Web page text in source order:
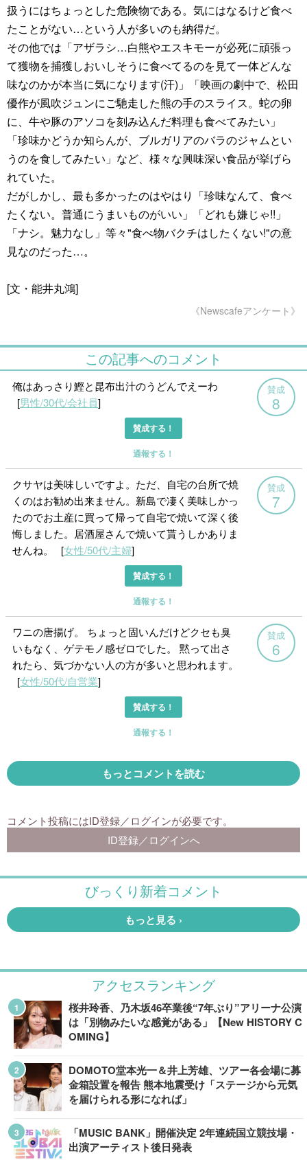
扱うにはちょっとした危険物である。気にはなるけど食べ
たことがない…という人が多いのも納得だ。
その他では「アザラシ…白熊やエスキモーが必死に頑張っ
て獲物を捕獲しおいしそうに食べてるのを見て一体どんな
味なのかが本当に気になります(汗)」「映画の劇中で、松田
優作が風吹ジュンにご馳走した熊の手のスライス。蛇の卵
に、牛や豚のアソコを刻み込んだ料理も食べてみたい」
「珍味かどうか知らんが、ブルガリアのバラのジャムとい
うのを食してみたい」など、様々な興味深い食品が挙げら
れていた。
だがしかし、最も多かったのはやはり「珍味なんて、食べ
たくない。普通にうまいものがいい」「どれも嫌じゃ!!」
「ナシ。魅力なし」等々"食べ物バクチはしたくない!"の意
見なのだった…。
[文・能井丸鴻]
《Newscafeアンケート》
アクセスランキング
桜井玲香、乃木坂46卒業後“7年ぶり”アリーナ公演
は「別物みたいな感覚がある」【New HISTORY C
OMING】
DOMOTO堂本光一＆井上芳雄、ツアー各会場に募
金箱設置を報告 熊本地震受け「ステージから元気
を届けられる形になれば」
「MUSIC BANK」開催決定 2年連続国立競技場・
出演アーティスト後日発表